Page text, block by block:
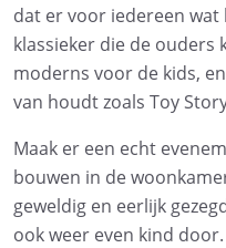
dat er voor iedereen
klassieker die de ouders
moderns voor de kids,
van houdt zoals Toy
Maak er een echt
bouwen in de
geweldig en eerlijk
ook weer even kind